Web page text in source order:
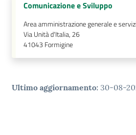
Comunicazione e Sviluppo
Area amministrazione generale e
Via Unità d'Italia, 26
41043 Formigine
Ultimo aggiornamento: 30-08-